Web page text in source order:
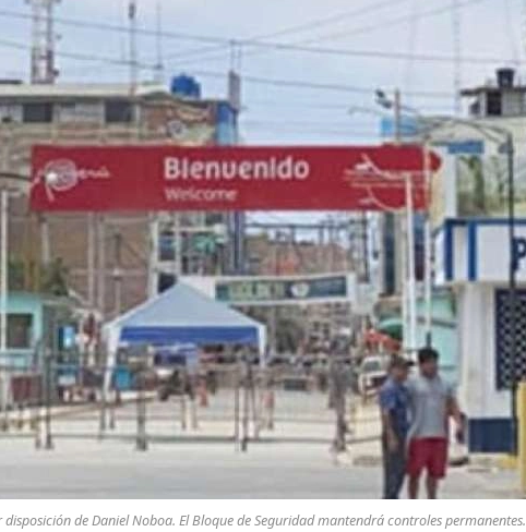
de Daniel Noboa. El Bloque de Seguridad mantendrá controles permanentes.